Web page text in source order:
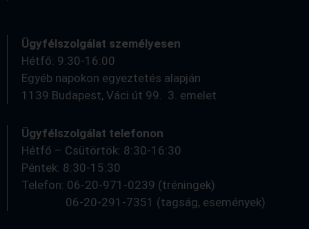
Ügyfélszolgálat személyesen
Hétfő: 9:30-16:00
Egyéb napokon egyeztetés alapján
1139 Budapest, Váci út 99. 3. emelet
Ügyfélszolgálat telefonon
Hétfő – Csütörtök: 8:30-16:30
Péntek: 8:30-15:30
Telefon: 06-20-971-0239 (tréningek)
06-20-291-7351 (tagság, események)